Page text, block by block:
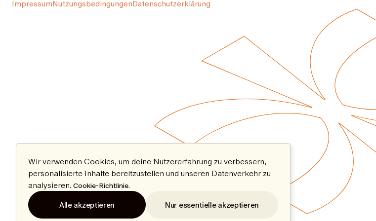
ImpressumNutzungsbedingungenDatenschutzerklärung
Wir verwenden Cookies, um deine Nutzererfahrung zu verbessern,
personalisierte Inhalte bereitzustellen und unseren Datenverkehr zu
analysieren. Cookie-Richtlinie.
Alle akzeptieren Nur essentielle akzeptieren